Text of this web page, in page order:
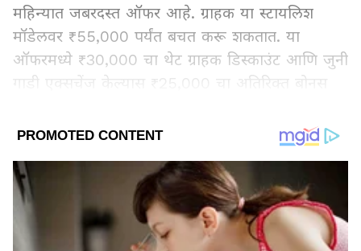
महिन्यात जबरदस्त ऑफर आहे. ग्राहक या स्टायलिश
मॉडेलवर ₹55,000 पर्यंत बचत करू शकतात. या
ऑफरमध्ये ₹30,000 चा थेट ग्राहक डिस्काउंट आणि जुनी
गाडी एक्सचेंज केल्यास ₹25,000 चा अतिरिक्त बोनस